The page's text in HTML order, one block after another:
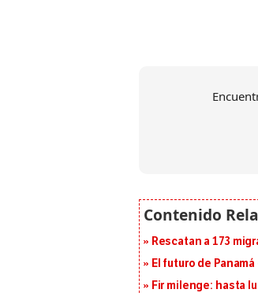
Rescatan a 173
El futuro de
Fir milenge: hasta